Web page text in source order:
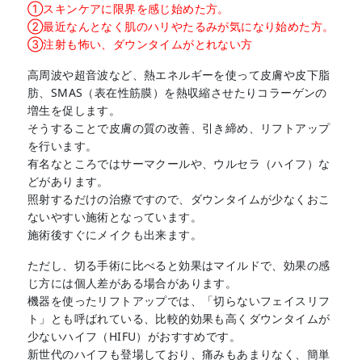
①スキンケアに限界を感じ始めた方。
②最近なんとなく肌のハリやたるみが気になり始めた方。
③注射も怖い、ダウンタイムがとれない方
高周波や超音波など、熱エネルギーを使って皮膚や皮下脂
肪、SMAS（表在性筋膜）を熱収縮させたりコラーゲンの
増生を促します。
そうすることで皮膚の質の改善、引き締め、リフトアップ
を行います。
有名なところではサーマクールや、ウルセラ（ハイフ）な
どがあります。
照射するだけの治療ですので、ダウンタイムが少なくおこ
ないやすい施術となっています。
施術後すぐにメイクも出来ます。
ただし、切る手術に比べると効果はマイルドで、効果の感
じ方には個人差がある場合があります。
機器を使ったリフトアップでは、「切らないフェイスリフ
ト」とも呼ばれている、比較的効果も高くダウンタイムが
少ないハイフ（HIFU）がおすすめです。
新世代のハイフも登場しており、痛みもあまりなく、簡単